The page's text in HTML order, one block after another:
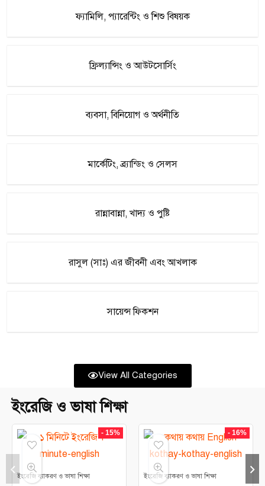
ফ্যামিলি, প্যারেন্টিং ও শিশু বিষয়ক
ফ্রিল্যান্সিং ও আউটসোর্সিং
ব্যবসা, বিনিয়োগ ও অর্থনীতি
মার্কেটিং, ব্র্যান্ডিং ও সেলস
রান্নাবান্না, খাদ্য ও পুষ্টি
রাসুল (সাঃ) এর জীবনী এবং আখলাক
সায়েন্স ফিকশন
View All Categories
ইংরেজি ও ভাষা শিক্ষা
- 15%
ইংরেজি ব্যাকরণ ও ভাষা শিক্ষা
- 16%
ইংরেজি ব্যাকরণ ও ভাষা শিক্ষা